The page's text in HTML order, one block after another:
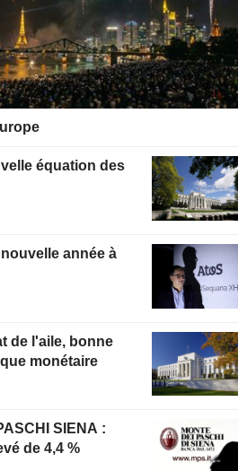
équation des
de l'aile, bonne
monétaire
SIENA :
de 4,4 %